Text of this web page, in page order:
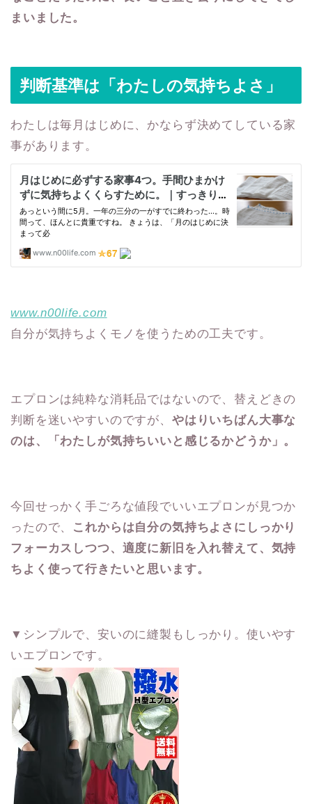
まいました。
判断基準は「わたしの気持ちよさ」
わたしは毎月はじめに、かならず決めてしている家
事があります。
www.n00life.com
自分が気持ちよくモノを使うための工夫です。
エプロンは純粋な消耗品ではないので、替えどきの
判断を迷いやすいのですが、 やはりいちばん大事な
のは、「わたしが気持ちいいと感じるかどうか」。
今回せっかく手ごろな値段でいいエプロンが見つか
ったので、 これからは自分の気持ちよさにしっかり
フォーカスしつつ、適度に新旧を入れ替えて、気持
ちよく使って行きたいと思います。
▼シンプルで、安いのに縫製もしっかり。使いやす
いエプロンです。